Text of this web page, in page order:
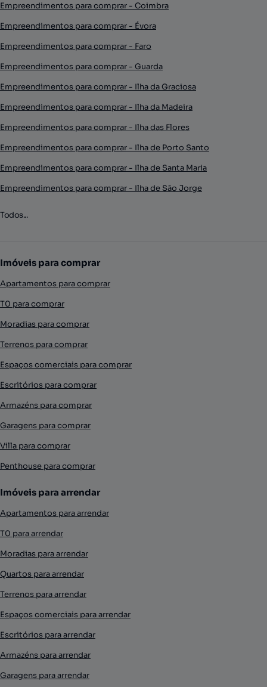
Empreendimentos para comprar - Coimbra
Empreendimentos para comprar - Évora
Empreendimentos para comprar - Faro
Empreendimentos para comprar - Guarda
Empreendimentos para comprar - Ilha da Graciosa
Empreendimentos para comprar - Ilha da Madeira
Empreendimentos para comprar - Ilha das Flores
Empreendimentos para comprar - Ilha de Porto Santo
Empreendimentos para comprar - Ilha de Santa Maria
Empreendimentos para comprar - Ilha de São Jorge
Todos...
Imóveis para comprar
Apartamentos para comprar
T0 para comprar
Moradias para comprar
Terrenos para comprar
Espaços comerciais para comprar
Escritórios para comprar
Armazéns para comprar
Garagens para comprar
Villa para comprar
Penthouse para comprar
Imóveis para arrendar
Apartamentos para arrendar
T0 para arrendar
Moradias para arrendar
Quartos para arrendar
Terrenos para arrendar
Espaços comerciais para arrendar
Escritórios para arrendar
Armazéns para arrendar
Garagens para arrendar